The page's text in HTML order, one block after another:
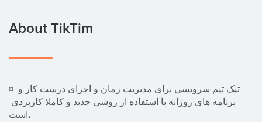
About TikTim
¤ تیک تیم سرویسی برای مدیریت زمان و اجرای درست کار و
است،